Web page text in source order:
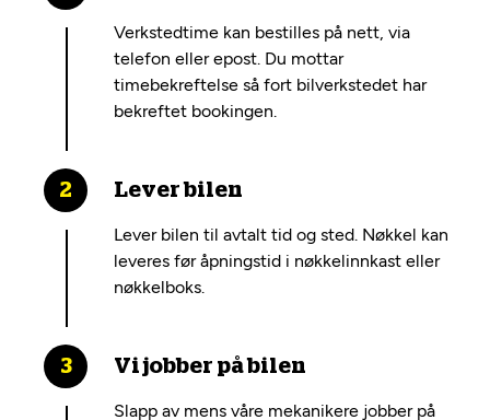
Verkstedtime kan bestilles på nett, via
telefon eller epost. Du mottar
timebekreftelse så fort bilverkstedet har
bekreftet bookingen.
Lever bilen
Lever bilen til avtalt tid og sted. Nøkkel kan
leveres før åpningstid i nøkkelinnkast eller
nøkkelboks.
Vi jobber på bilen
Slapp av mens våre mekanikere jobber på